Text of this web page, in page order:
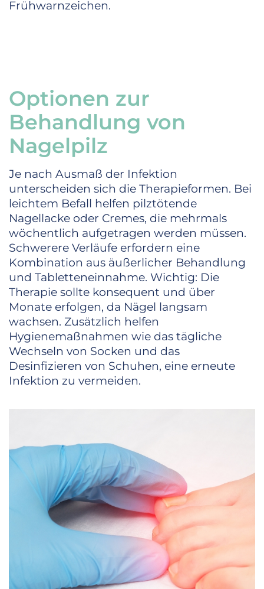
Frühwarnzeichen.
Optionen zur
Behandlung von
Nagelpilz
Je nach Ausmaß der Infektion
unterscheiden sich die Therapieformen. Bei
leichtem Befall helfen pilztötende
Nagellacke oder Cremes, die mehrmals
wöchentlich aufgetragen werden müssen.
Schwerere Verläufe erfordern eine
Kombination aus äußerlicher Behandlung
und Tabletteneinnahme. Wichtig: Die
Therapie sollte konsequent und über
Monate erfolgen, da Nägel langsam
wachsen. Zusätzlich helfen
Hygienemaßnahmen wie das tägliche
Wechseln von Socken und das
Desinfizieren von Schuhen, eine erneute
Infektion zu vermeiden.